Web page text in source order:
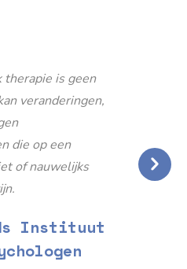
therapie is geen
veranderingen,
die op een
of nauwelijks
Instituut